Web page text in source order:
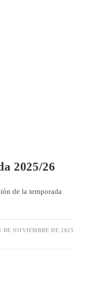
2025/26
de la temporada
DE NOVIEMBRE DE 2025